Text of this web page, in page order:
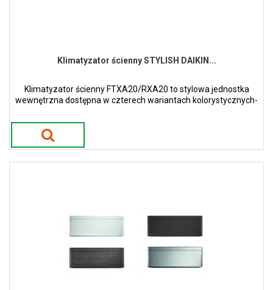
Klimatyzator ścienny STYLISH DAIKIN...
Klimatyzator ścienny FTXA20/RXA20 to stylowa jednostka
wewnętrzna dostępna w czterech wariantach kolorystycznych-